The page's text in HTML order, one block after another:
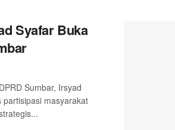
Syafar Buka
Sumbar, Irsyad
masyarakat